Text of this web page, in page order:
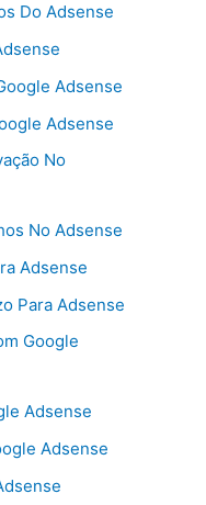
Do Adsense
Adsense
Adsense
No
No Adsense
Adsense
Para Adsense
Google
Adsense
Adsense